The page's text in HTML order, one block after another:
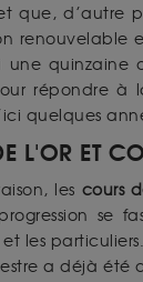
que, d’autre
renouvelable
une quinzaine
répondre à
quelques
L'OR ET
les cours
se
et les
a déjà été